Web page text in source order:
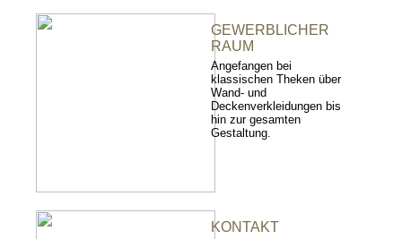
GEWERBLICHER
RAUM
Angefangen bei
klassischen Theken über
Wand- und
Deckenverkleidungen bis
hin zur gesamten
Gestaltung.
KONTAKT